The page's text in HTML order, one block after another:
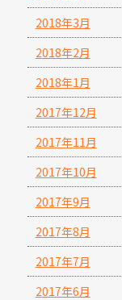
2018年3月
2018年2月
2018年1月
2017年12月
2017年11月
2017年10月
2017年9月
2017年8月
2017年7月
2017年6月